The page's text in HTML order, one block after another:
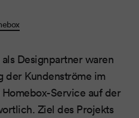
Designpartner waren
der Kundenströme im
Service auf der
Ziel des Projekts